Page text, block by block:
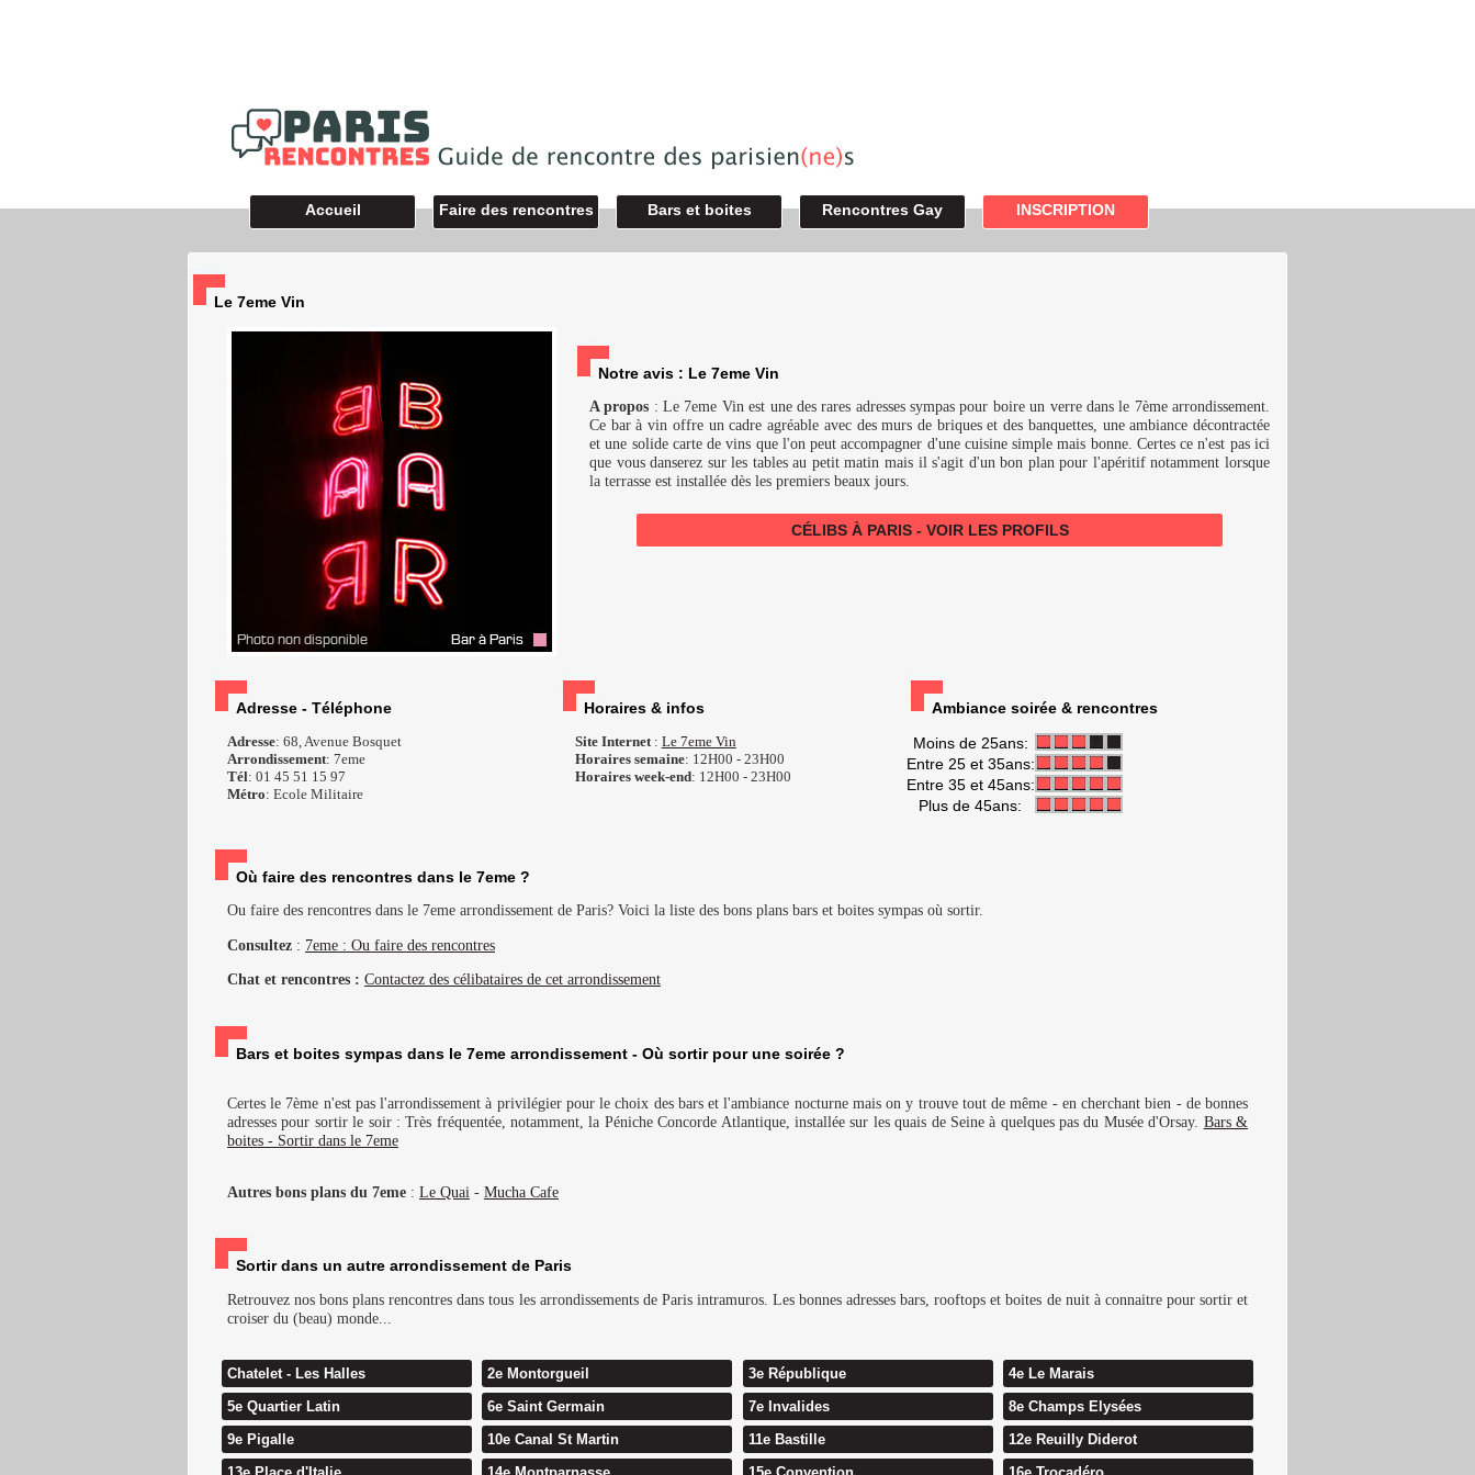
Accueil Faire des rencontres Bars et boites Rencontres Gay INSCRIPTION
Le 7eme Vin
Notre avis : Le 7eme Vin
A propos : Le 7eme Vin est une des rares adresses sympas pour boire un verre dans le 7ème arrondissement.
Ce bar à vin offre un cadre agréable avec des murs de briques et des banquettes, une ambiance décontractée
et une solide carte de vins que l'on peut accompagner d'une cuisine simple mais bonne. Certes ce n'est pas ici
que vous danserez sur les tables au petit matin mais il s'agit d'un bon plan pour l'apéritif notamment lorsque
la terrasse est installée dès les premiers beaux jours.
CÉLIBS À PARIS - VOIR LES PROFILS
Adresse - Téléphone
Adresse: 68, Avenue Bosquet
Arrondissement: 7eme
Tél: 01 45 51 15 97
Métro: Ecole Militaire
Horaires & infos
Site Internet: Le 7eme Vin
Horaires semaine: 12H00 - 23H00
Horaires week-end: 12H00 - 23H00
Ambiance soirée & rencontres
Moins de 25ans:
Entre 25 et 35ans:
Entre 35 et 45ans:
Plus de 45ans:
Où faire des rencontres dans le 7eme ?
Ou faire des rencontres dans le 7eme arrondissement de Paris? Voici la liste des bons plans bars et boites sympas où sortir.
Consultez : 7eme : Ou faire des rencontres
Chat et rencontres : Contactez des célibataires de cet arrondissement
Bars et boites sympas dans le 7eme arrondissement - Où sortir pour une soirée ?
Certes le 7ème n'est pas l'arrondissement à privilégier pour le choix des bars et l'ambiance nocturne mais on y trouve tout de même - en cherchant bien - de bonnes
adresses pour sortir le soir : Très fréquentée, notamment, la Péniche Concorde Atlantique, installée sur les quais de Seine à quelques pas du Musée d'Orsay. Bars &
boites - Sortir dans le 7eme
Autres bons plans du 7eme : Le Quai - Mucha Cafe
Sortir dans un autre arrondissement de Paris
Retrouvez nos bons plans rencontres dans tous les arrondissements de Paris intramuros. Les bonnes adresses bars, rooftops et boites de nuit à connaitre pour sortir et
croiser du (beau) monde...
Chatelet - Les Halles 2e Montorgueil 3e République
4e Le Marais
5e Quartier Latin
6e Saint Germain 7e Invalides
8e Champs Elysées
9e Pigalle
10e Canal St Martin 11e Bastille
12e Reuilly Diderot